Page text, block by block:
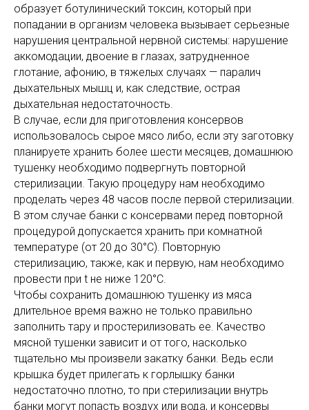
образует ботулинический токсин, который при
попадании в организм человека вызывает серьезные
нарушения центральной нервной системы: нарушение
аккомодации, двоение в глазах, затрудненное
глотание, афонию, в тяжелых случаях — паралич
дыхательных мышц и, как следствие, острая
дыхательная недостаточность.
В случае, если для приготовления консервов
использовалось сырое мясо либо, если эту заготовку
планируете хранить более шести месяцев, домашнюю
тушенку необходимо подвергнуть повторной
стерилизации. Такую процедуру нам необходимо
проделать через 48 часов после первой стерилизации.
В этом случае банки с консервами перед повторной
процедурой допускается хранить при комнатной
температуре (от 20 до 30°С). Повторную
стерилизацию, также, как и первую, нам необходимо
провести при t не ниже 120°С.
Чтобы сохранить домашнюю тушенку из мяса
длительное время важно не только правильно
заполнить тару и простерилизовать ее. Качество
мясной тушенки зависит и от того, насколько
тщательно мы произвели закатку банки. Ведь если
крышка будет прилегать к горлышку банки
недостаточно плотно, то при стерилизации внутрь
банки могут попасть воздух или вода, и консервы